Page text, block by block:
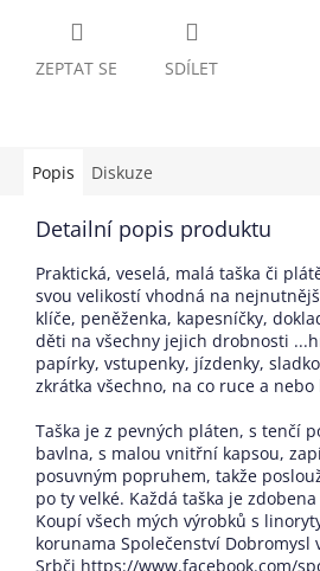
ZEPTAT SE SDÍLET
Popis Diskuze
Detailní popis produktu
Praktická, veselá, malá taška či
svou velikostí vhodná na
klíče, peněženka, kapesníčky,
děti na všechny jejich drobnosti
papírky, vstupenky, jízdenky,
zkrátka všechno, na co ruce a
Taška je z pevných pláten, s tenčí
bavlna, s malou vnitřní kapsou,
posuvným popruhem, takže
po ty velké. Každá taška je
Koupí všech mých výrobků s
korunama Společenství Dobromysl
Srbči https://www.facebook.com/